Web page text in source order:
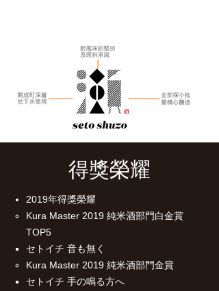
得獎榮耀
2019年得獎榮耀
Kura Master 2019 純米酒部門白金賞
TOP5
セトイチ 音も無く
Kura Master 2019 純米酒部門金賞
セトイチ 手の鳴る方へ